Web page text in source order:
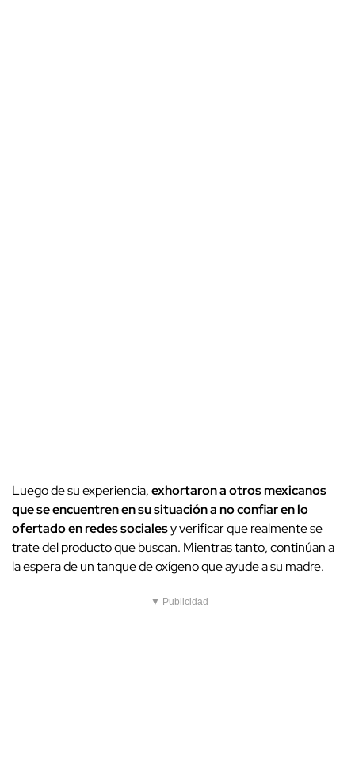
Luego de su experiencia,exhortaron a otros mexicanos
que se encuentren en su situación a no confiar en lo
ofertado en redes socialesy verificar que realmente se
trate del producto que buscan. Mientras tanto, continúan a
la espera de un tanque de oxígeno que ayude a su madre.
▼ Publicidad